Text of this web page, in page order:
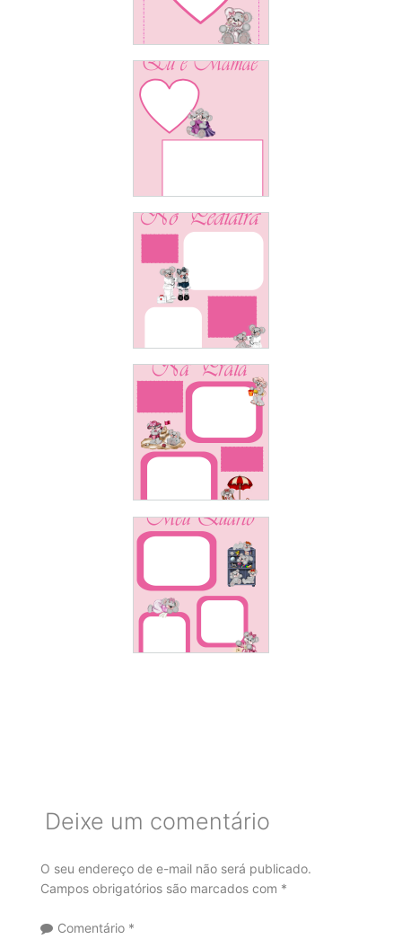
Deixe um comentário
O seu endereço de e-mail não será publicado.
Campos obrigatórios são marcados com *
Comentário *